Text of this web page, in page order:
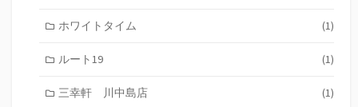
ホワイトタイム (1)
ルート19 (1)
三幸軒 川中島店 (1)